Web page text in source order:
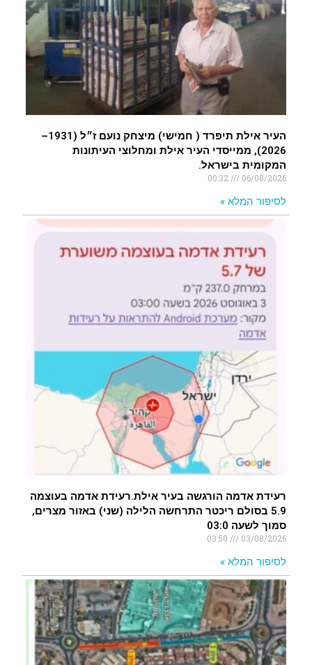
העיר אילת תיפרד ( חמישי) מיצחק נועם ז״ל (1931–
2026), ממייסדי העיר אילת ומחלוצי העיתונות
המקומית בישראל.
06/08/2026
00:32
לסיפור המלא »
רעידת אדמה הורגשה בעיר אילת.רעידת אדמה בעוצמה
5.9 בסולם ריכטר התרחשה הלילה (שני) באזור מצרים,
סמוך לשעה 03:0
03/08/2026
לסיפור המלא »